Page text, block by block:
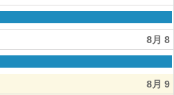
8月 8
8月 9